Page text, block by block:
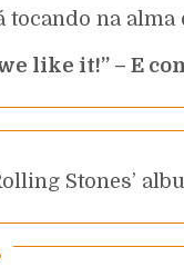
na
like it!” – E
Stones’